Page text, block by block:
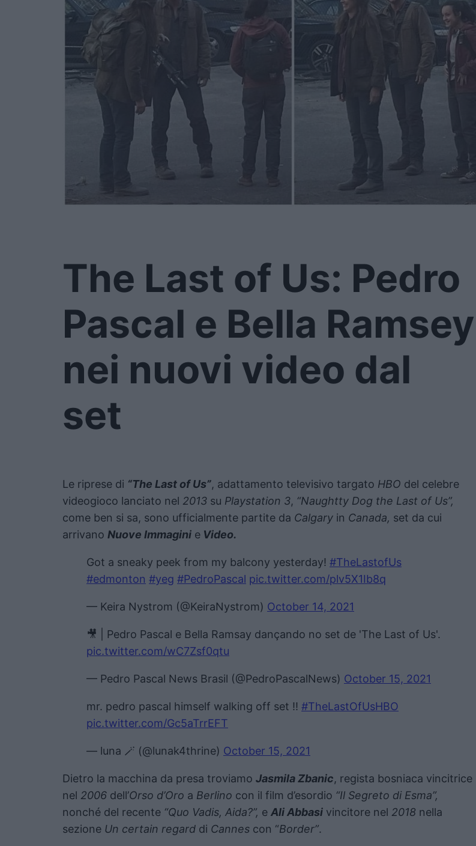
The Last of Us: Pedro
Pascal e Bella Ramsey
nei nuovi video dal
set
Le riprese di “The Last of Us”, adattamento televisivo targato HBO del celebre
videogioco lanciato nel 2013 su Playstation 3, “Naughtty Dog the Last of Us”,
come ben si sa, sono ufficialmente partite da Calgary in Canada, set da cui
arrivano Nuove Immagini e Video.
Got a sneaky peek from my balcony yesterday! #TheLastofUs
#edmonton #yeg #PedroPascal pic.twitter.com/plv5X1Ib8q
— Keira Nystrom (@KeiraNystrom) October 14, 2021
🎥 | Pedro Pascal e Bella Ramsay dançando no set de 'The Last of Us'.
pic.twitter.com/wC7Zsf0qtu
— Pedro Pascal News Brasil (@PedroPascalNews) October 15, 2021
mr. pedro pascal himself walking off set !! #TheLastOfUsHBO
pic.twitter.com/Gc5aTrrEFT
— luna 🪄 (@lunak4thrine) October 15, 2021
Dietro la macchina da presa troviamo Jasmila Zbanic, regista bosniaca vincitrice
nel 2006 dell’Orso d’Oro a Berlino con il film d’esordio “Il Segreto di Esma”,
nonché del recente “Quo Vadis, Aida?”, e Ali Abbasi vincitore nel 2018 nella
sezione Un certain regard di Cannes con “Border”.